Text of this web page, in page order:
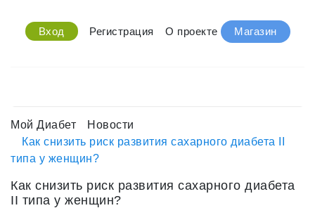
Вход Регистрация О проекте Магазин
Мой Диабет
Новости
Как снизить риск развития сахарного диабета II
типа у женщин?
Как снизить риск развития сахарного диабета
II типа у женщин?